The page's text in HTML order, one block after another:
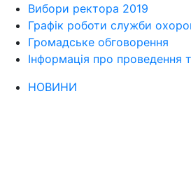
Вибори ректора 2019
Графік роботи служби
Громадське обговорення
Інформація про проведення
НОВИНИ